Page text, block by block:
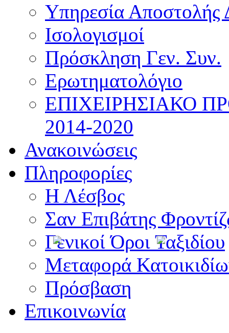
Υπηρεσία Αποστολής
Ισολογισμοί
Πρόσκληση Γεν. Συν.
Ερωτηματολόγιο
ΕΠΙΧΕΙΡΗΣΙΑΚΟ
2014-2020
Ανακοινώσεις
Πληροφορίες
Η Λέσβος
Σαν Επιβάτης
Γενικοί Όροι Ταξιδίου
Μεταφορά
Πρόσβαση
Επικοινωνία